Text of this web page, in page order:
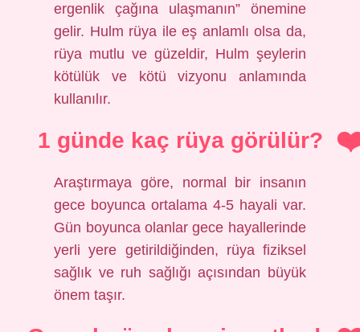
ergenlik çağına ulaşmanın” önemine
gelir. Hulm rüya ile eş anlamlı olsa da,
rüya mutlu ve güzeldir, Hulm şeylerin
kötülük ve kötü vizyonu anlamında
kullanılır.
1 günde kaç rüya görülür?
Araştırmaya göre, normal bir insanın
gece boyunca ortalama 4-5 hayali var.
Gün boyunca olanlar gece hayallerinde
yerli yere getirildiğinden, rüya fiziksel
sağlık ve ruh sağlığı açısından büyük
önem taşır.